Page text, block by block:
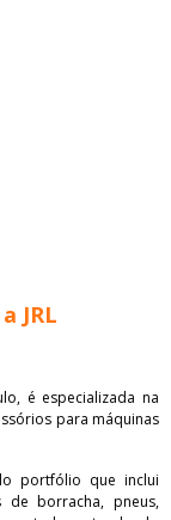
JRL
é especializada na
para máquinas
portfólio que inclui
de borracha, pneus,